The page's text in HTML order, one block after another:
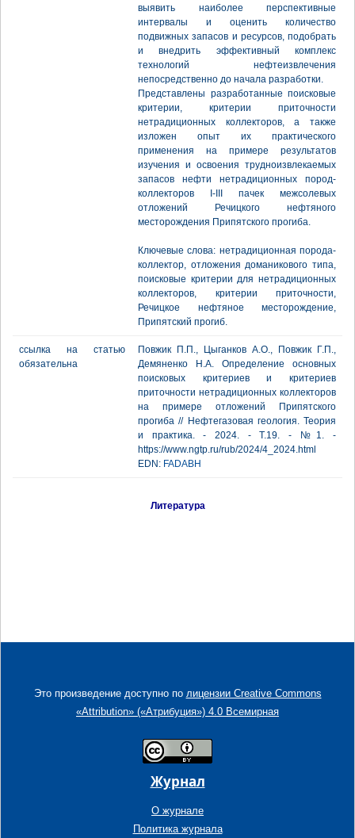
выявить наиболее перспективные
интервалы и оценить количество
подвижных запасов и ресурсов, подобрать
и внедрить эффективный комплекс
технологий нефтеизвлечения
непосредственно до начала разработки.
Представлены разработанные поисковые
критерии, критерии приточности
нетрадиционных коллекторов, а также
изложен опыт их практического
применения на примере результатов
изучения и освоения трудноизвлекаемых
запасов нефти нетрадиционных пород-
коллекторов I-III пачек межсолевых
отложений Речицкого нефтяного
месторождения Припятского прогиба.
Ключевые слова: нетрадиционная порода-
коллектор, отложения доманикового типа,
поисковые критерии для нетрадиционных
коллекторов, критерии приточности,
Речицкое нефтяное месторождение,
Припятский прогиб.
ссылка на статью
обязательна
Повжик П.П., Цыганков А.О., Повжик Г.П.,
Демяненко Н.А. Определение основных
поисковых критериев и критериев
приточности нетрадиционных коллекторов
на примере отложений Припятского
прогиба // Нефтегазовая геология. Теория
и практика. - 2024. - Т.19. - №1. -
https://www.ngtp.ru/rub/2024/4_2024.html
EDN: FADABH
Литература
Это произведение доступно по лицензии Creative Commons
«Attribution» («Атрибуция») 4.0 Всемирная
Журнал
О журнале
Политика журнала